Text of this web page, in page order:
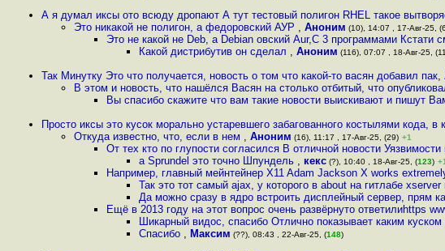
А я думал иксы ото всюду дропают А тут тестовый полигон RHEL такое
Это никакой не полигон, а федоровский АУР , Аноним (10), 14:07 , 17-Авг-25,
Это не какой не Deb, а Debian овский Aur,С 3 программами Кстати
Какой дистрибутив он сделал , Аноним (116), 07:07 , 18-Авг-25,
Так Минутку Это что получается, новость о том что какой-то васян добавил пак,
В этом и новость, что нашёлся Васян на столько отбитый, что
Вы спасибо скажите что вам такие новости выискивают и пишут
Просто иксы это кусок морально устаревшего забагованного костылями кода, в
Откуда известно, что, если в нем , Аноним (16), 11:17 , 17-Авг-25, (29) +1
От тех кто по глупости согласился В отличной новости Уязвимости
а Sprundel это точно Шпундель , кекс (?), 10:40 , 18-Авг-25, (123) +1
Например, главный мейнтейнер X11 Adam Jackson X works
Так это тот самый ajax, у которого в about на гитлабе
Да можно сразу в ядро встроить дисплейный сервер, прям
Ещё в 2013 году на этот вопрос очень развёрнуто ответилиhttps
Шикарный видос, спасибо Отлично показывает каким
Спасибо , Максим (??), 08:43 , 22-Авг-25, (148)